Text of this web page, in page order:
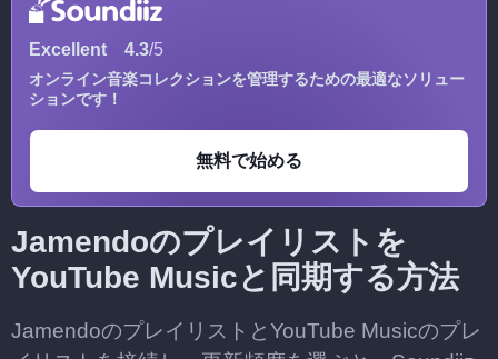
Excellent 4.3/5
オンライン音楽コレクションを管理するための最適なソリュー
ションです！
無料で始める
Jamendoのプレイリストを
YouTube Musicと同期する方法
JamendoのプレイリストとYouTube Musicのプレ